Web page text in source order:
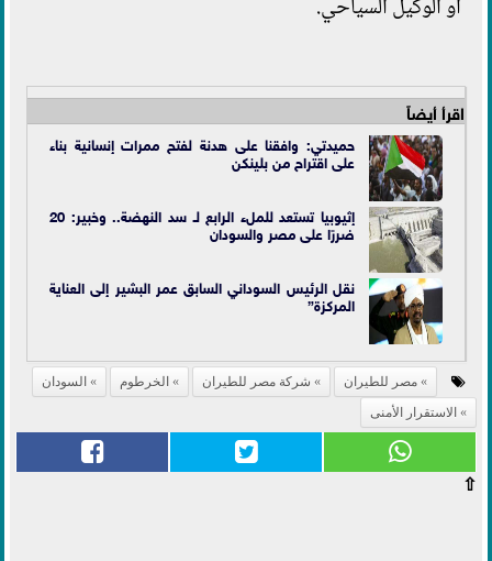
أو الوكيل السياحي.
اقرأ أيضاً
حميدتي: وافقنا على هدنة لفتح ممرات إنسانية بناء
على اقتراح من بلينكن
إثيوبيا تستعد للملء الرابع لـ سد النهضة.. وخبير: 20
ضررًا على مصر والسودان
نقل الرئيس السوداني السابق عمر البشير إلى العناية
المركزة”
مصر للطيران شركة مصر للطيران الخرطوم
السودان
الاستقرار الأمنى
⇧